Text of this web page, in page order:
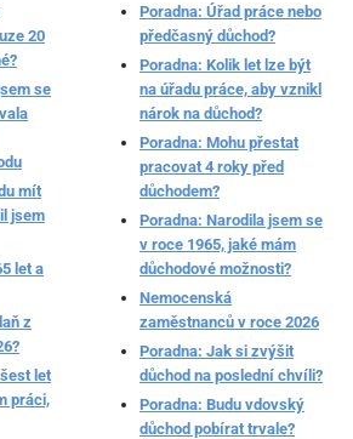
20
se
mít
jsem
let a
z
let
práci,
Poradna: Úřad práce nebo
předčasný důchod?
Poradna: Kolik let lze být
na úřadu práce, aby vznikl
nárok na důchod?
Poradna: Mohu přestat
pracovat 4 roky před
důchodem?
Poradna: Narodila jsem se
v roce 1965, jaké mám
důchodové možnosti?
Nemocenská
zaměstnanců v roce 2026
Poradna: Jak si zvýšit
důchod na poslední chvíli?
Poradna: Budu vdovský
důchod pobírat trvale?